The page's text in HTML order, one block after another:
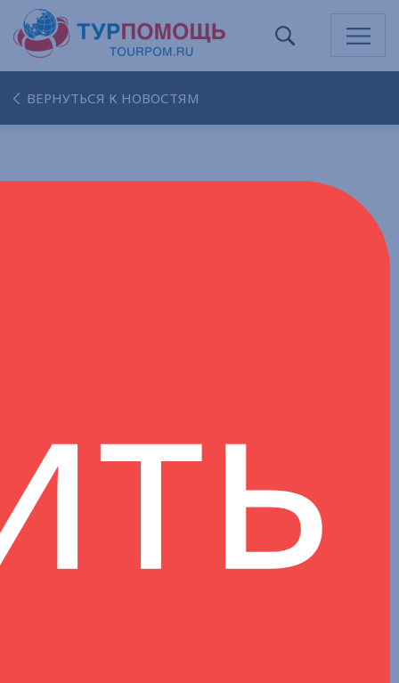
ВЕРНУТЬСЯ К НОВОСТЯМ
страхования (ОВС), внедряемые как еще один
инструмент обеспечения финансовой
ответственности туроператоров, представляют
собой более доступную альтернативу
традиционным механизмам фингарантий.